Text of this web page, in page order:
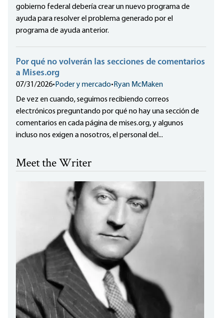
gobierno federal debería crear un nuevo programa de
ayuda para resolver el problema generado por el
programa de ayuda anterior.
Por qué no volverán las secciones de comentarios
a Mises.org
07/31/2026• Poder y mercado• Ryan McMaken
De vez en cuando, seguimos recibiendo correos
electrónicos preguntando por qué no hay una sección de
comentarios en cada página de mises.org, y algunos
incluso nos exigen a nosotros, el personal del...
Meet the Writer